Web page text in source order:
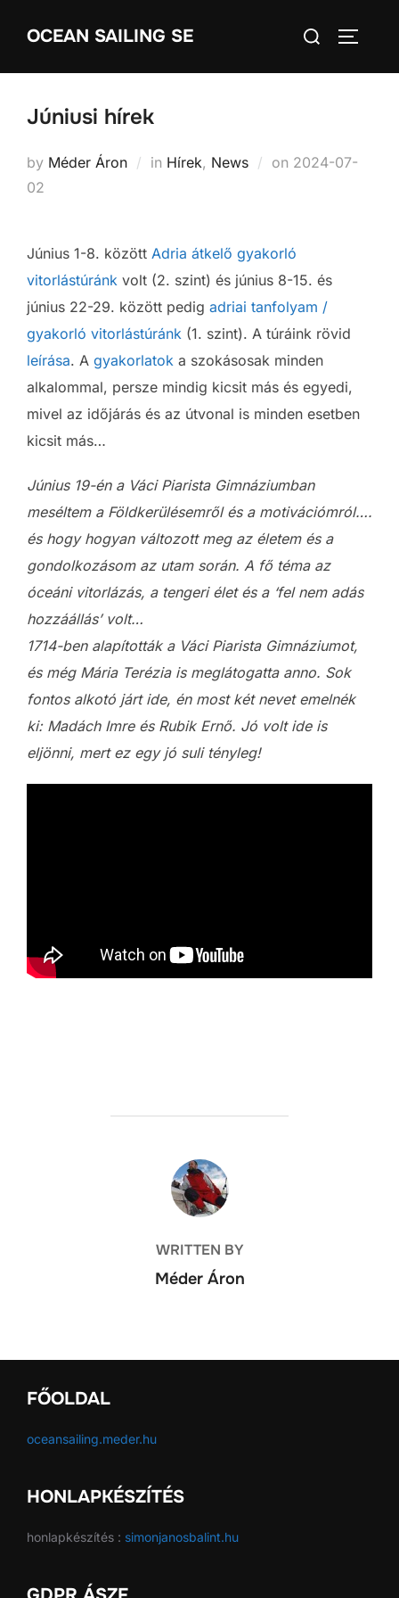
OCEAN SAILING SE
Search
Júniusi hírek
by Méder Áron in Hírek, News on Posted
2024-07-
02
Június 1-8. között Adria átkelő gyakorló
vitorlástúránk volt (2. szint) és június 8-15. és
június 22-29. között pedig adriai tanfolyam /
gyakorló vitorlástúránk (1. szint). A túráink rövid
leírása. A gyakorlatok a szokásosak minden
alkalommal, persze mindig kicsit más és egyedi,
mivel az időjárás és az útvonal is minden esetben
kicsit más…
Június 19-én a Váci Piarista Gimnáziumban
meséltem a Földkerülésemről és a motivációmról….
és hogy hogyan változott meg az életem és a
gondolkozásom az utam során. A fő téma az
óceáni vitorlázás, a tengeri élet és a ‘fel nem adás
hozzáállás’ volt…
1714-ben alapították a Váci Piarista Gimnáziumot,
és még Mária Terézia is meglátogatta anno. Sok
fontos alkotó járt ide, én most két nevet emelnék
ki: Madách Imre és Rubik Ernő. Jó volt ide is
eljönni, mert ez egy jó suli tényleg!
POST AUTHOR
WRITTEN BY
Méder Áron
FŐOLDAL
oceansailing.meder.hu
HONLAPKÉSZÍTÉS
honlapkészítés : simonjanosbalint.hu